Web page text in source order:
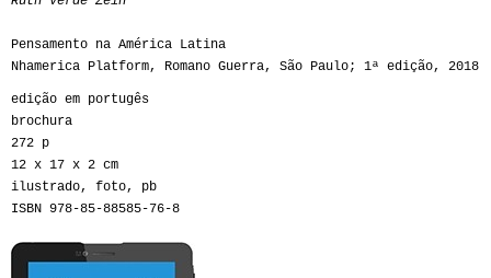
Pensamento na América Latina
Nhamerica Platform, Romano Guerra, São Paulo; 1ª edição, 2018
edição em portugês
brochura
272 p
12 x 17 x 2 cm
ilustrado, foto, pb
ISBN 978-85-88585-76-8